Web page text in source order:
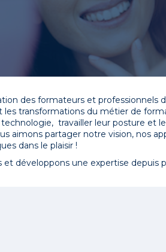
des formateurs et professionnels
transformations du métier de
travailler leur posture et
aimons partager notre vision, nos
dans le plaisir !
développons une expertise depuis